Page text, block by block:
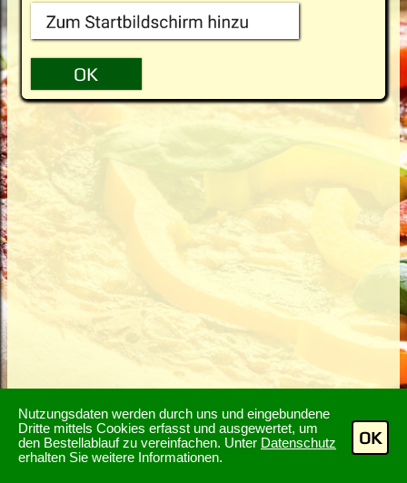
Nutzungsdaten werden durch uns und eingebundene
Dritte mittels Cookies erfasst und ausgewertet, um
den Bestellablauf zu vereinfachen. Unter Datenschutz
erhalten Sie weitere Informationen.
OK